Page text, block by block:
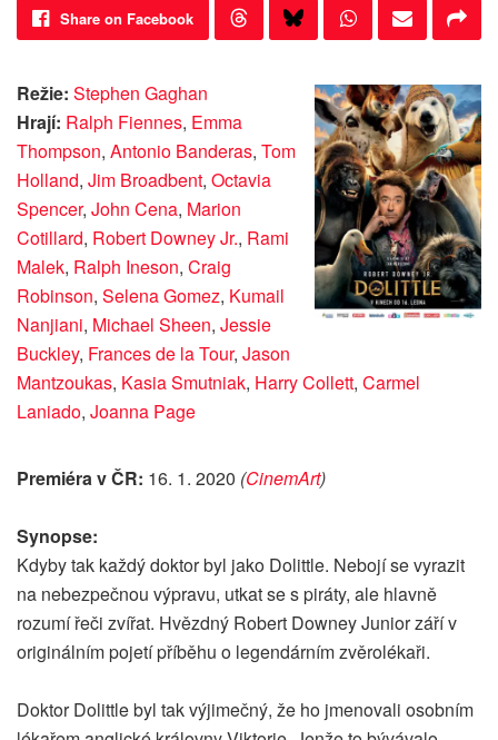
Share on Facebook
Režie: Stephen Gaghan
Hrají: Ralph Fiennes, Emma
Thompson, Antonio Banderas, Tom
Holland, Jim Broadbent, Octavia
Spencer, John Cena, Marion
Cotillard, Robert Downey Jr., Rami
Malek, Ralph Ineson, Craig
Robinson, Selena Gomez, Kumail
Nanjiani, Michael Sheen, Jessie
Buckley, Frances de la Tour, Jason
Mantzoukas, Kasia Smutniak, Harry Collett, Carmel
Laniado, Joanna Page
Premiéra v ČR: 16. 1. 2020 (CinemArt)
Synopse:
Kdyby tak každý doktor byl jako Dolittle. Nebojí se vyrazit
na nebezpečnou výpravu, utkat se s piráty, ale hlavně
rozumí řeči zvířat. Hvězdný Robert Downey Junior září v
originálním pojetí příběhu o legendárním zvěrolékaři.
Doktor Dolittle byl tak výjimečný, že ho jmenovali osobním